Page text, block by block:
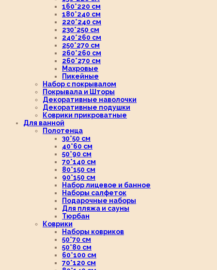
160*220 см
180*240 см
220*240 см
230*250 см
240*260 см
250*270 см
260*260 см
260*270 см
Махровые
Пикейные
Набор с покрывалом
Покрывала и Шторы
Декоративные наволочки
Декоративные подушки
Коврики прикроватные
Для ванной
Полотенца
30*50 см
40*60 см
50*90 см
70*140 см
80*150 см
90*150 см
Набор лицевое и банное
Наборы салфеток
Подарочные наборы
Для пляжа и сауны
Тюрбан
Коврики
Наборы ковриков
50*70 см
50*80 см
60*100 см
70*120 см